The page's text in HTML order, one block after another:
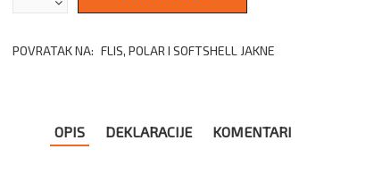
POVRATAK NA: FLIS, POLAR I SOFTSHELL JAKNE
OPIS DEKLARACIJE KOMENTARI